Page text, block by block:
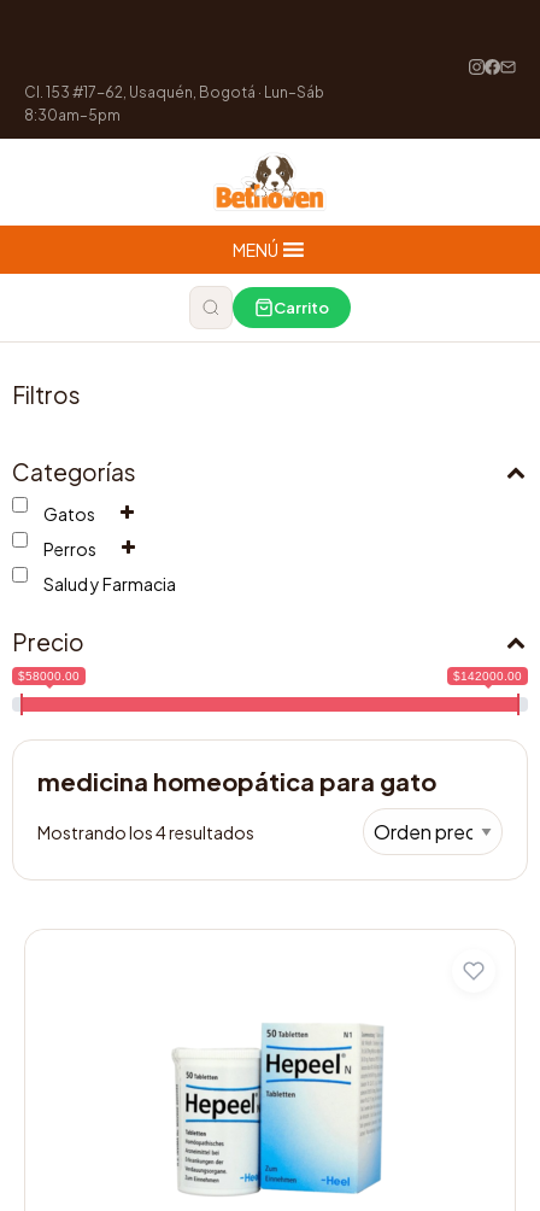
Cl. 153 #17-62, Usaquén, Bogotá · Lun–Sáb
8:30am–5pm
MENÚ
Carrito
Filtros
Categorías
Gatos
Perros
Salud y Farmacia
Precio
$58000.00 $142000.00
medicina homeopática para gato
Mostrando los 4 resultados